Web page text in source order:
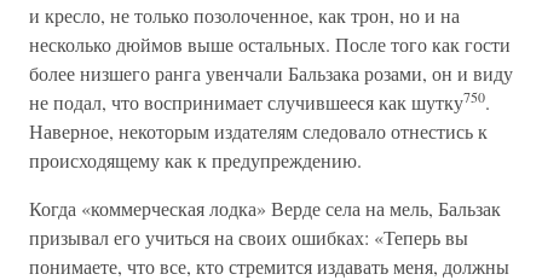
и кресло, не только позолоченное, как трон, но и на
несколько дюймов выше остальных. После того как гости
более низшего ранга увенчали Бальзака розами, он и виду
не подал, что воспринимает случившееся как шутку750.
Наверное, некоторым издателям следовало отнестись к
происходящему как к предупреждению.
Когда «коммерческая лодка» Верде села на мель, Бальзак
призывал его учиться на своих ошибках: «Теперь вы
понимаете, что все, кто стремится издавать меня, должны